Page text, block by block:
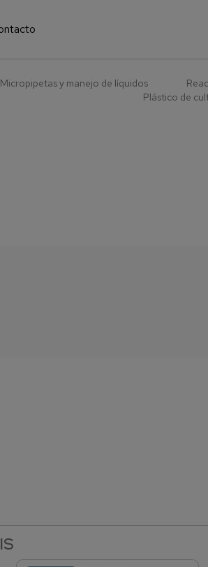
Micropipetas y manejo de líquidos
Plástico de